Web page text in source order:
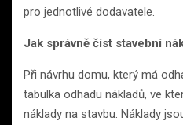
pro jednotlivé dodavatele.
Jak správně číst stavební
Při návrhu domu, který má
tabulka odhadu nákladů, ve
náklady na stavbu. Náklady